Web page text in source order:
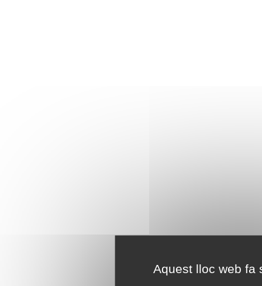
Aquest lloc web fa